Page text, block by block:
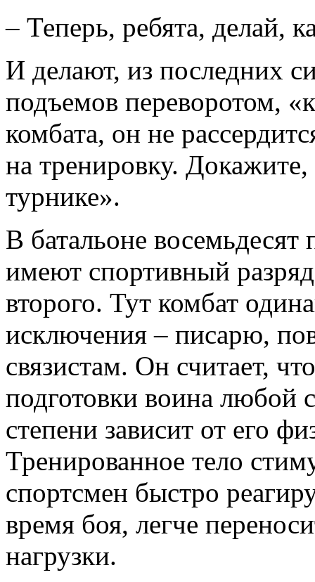
– Теперь, ребята, делай,
И делают, из последних
подъемов переворотом,
комбата, он не
на тренировку.
турнике».
В батальоне восемьдесят
имеют спортивный
второго. Тут комбат
исключения – писарю,
связистам. Он считает,
подготовки воина любой
степени зависит от его
Тренированное тело
спортсмен быстро
время боя, легче
нагрузки.